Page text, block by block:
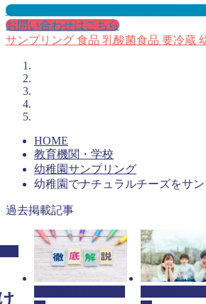
幼稚園サンプリングとは？メリット３
お問い合わせはこちら
サンプリング 食品 乳酸菌食品 要冷蔵
HOME
教育機関・学校
幼稚園サンプリング
幼稚園でナチュラルチーズをサ
過去掲載記事